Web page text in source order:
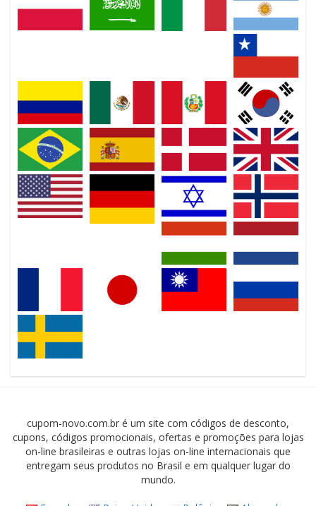
cupom-novo.com.br é um site com códigos de desconto,
cupons, códigos promocionais, ofertas e promoções para lojas
on-line brasileiras e outras lojas on-line internacionais que
entregam seus produtos no Brasil e em qualquer lugar do
mundo.